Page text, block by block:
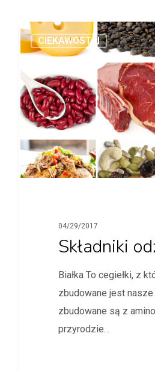
CIEKAWOSTKI
04/29/2017
Składniki
Białka To cegiełki, z
zbudowane jest nasze
zbudowane są z
przyrodzie…